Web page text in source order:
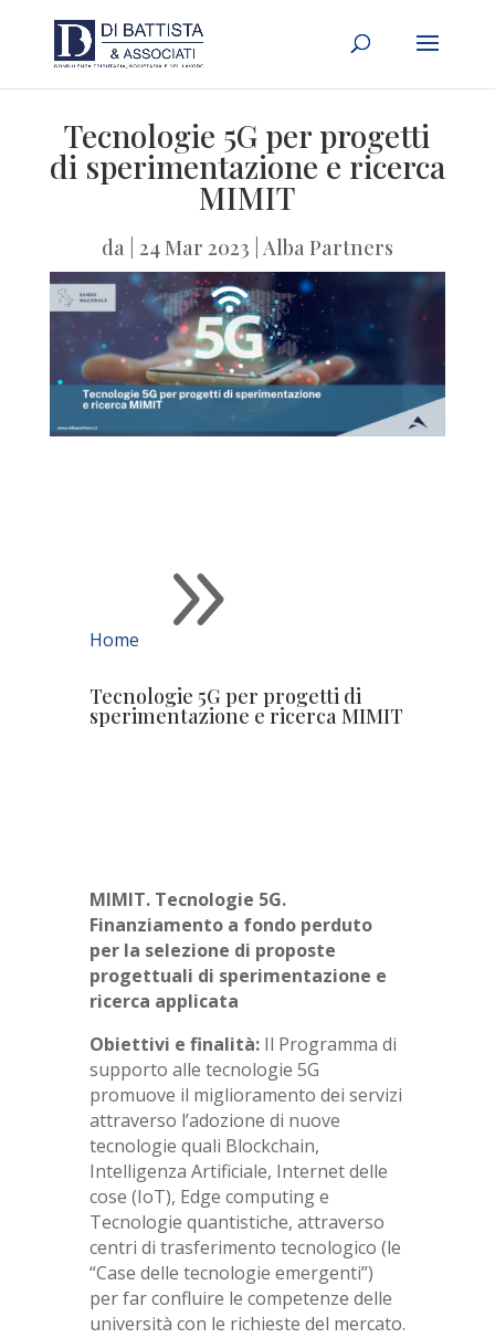
Tecnologie 5G per progetti
di sperimentazione e ricerca
MIMIT
da 24 Mar 2023 Alba Partners
Home 9
Tecnologie 5G per progetti di
sperimentazione e ricerca MIMIT
MIMIT. Tecnologie 5G.
Finanziamento a fondo perduto
per la selezione di proposte
progettuali di sperimentazione e
ricerca applicata
Obiettivi e finalità:Il Programma di
supporto alle tecnologie 5G
promuove il miglioramento dei servizi
attraverso l’adozione di nuove
tecnologie quali Blockchain,
Intelligenza Artificiale, Internet delle
cose (IoT), Edge computing e
Tecnologie quantistiche, attraverso
centri di trasferimento tecnologico (le
“Case delle tecnologie emergenti”)
per far confluire le competenze delle
università con le richieste del mercato.